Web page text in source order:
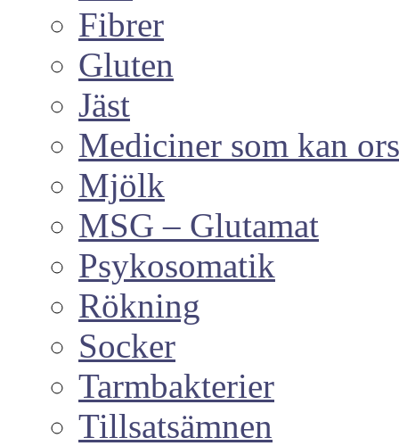
Fibrer
Gluten
Jäst
Mediciner som kan
Mjölk
MSG – Glutamat
Psykosomatik
Rökning
Socker
Tarmbakterier
Tillsatsämnen